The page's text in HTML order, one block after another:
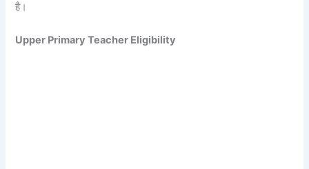
है।
Upper Primary Teacher Eligibility